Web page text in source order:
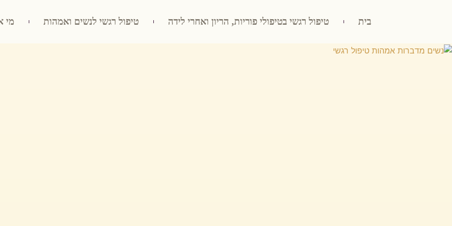
בית טיפול רגשי בטיפולי פוריות, הריון ואחרי לידה טיפול רגשי לנשים ואמהות מי